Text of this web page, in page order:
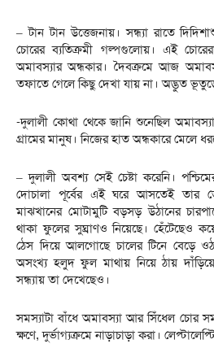
– টান টান উত্তেজনায়। সন্ধ্যা রাতে
চোরের ব্যতিক্রমী গল্পগুলোয়। এই
অমাবস্যার অন্ধকার। দৈবক্রমে আজ
তফাতে গেলে কিছু দেখা যায় না। অদ্ভুত
-দুলালী কোথা থেকে জানি শুনেছিল
গ্রামের মানুষ। নিজের হাত অন্ধকারে মেলে
– দুলালী অবশ্য সেই চেষ্টা করেনি।
দোচালা পূর্বের এই ঘরে আসতেই তার
মাঝখানের মোটামুটি বড়সড় উঠানের
থাকা ফুলের সুঘ্রাণও নিয়েছে। হেঁটেছেও
ঠেস দিয়ে আলগোছে চালের টিনে বেড়ে
অসংখ্য হলুদ ফুল মাথায় নিয়ে ঠায়
সন্ধ্যায় তা দেখেছেও।
সমস্যাটা বাঁধে অমাবস্যা আর সিঁধেল চোর
ক্ষণে, দুর্ভাগ্যক্রমে নাড়াচাড়া করা।